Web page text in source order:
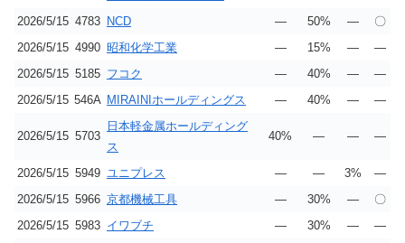
2026/5/15 4783 NCD ― 50% ―
〇
2026/5/15 4990 昭和化学工業 ― 15% ―
―
2026/5/15 5185 フコク ― 40% ―
―
2026/5/15 546A MIRAINIホールディングス ― 40% ― ―
2026/5/15 5703
日本軽金属ホールディング
ス
40% ― ― ―
2026/5/15 5949 ユニプレス ― ― 3%
―
2026/5/15 5966 京都機械工具 ― 30% ―
〇
2026/5/15 5983 イワブチ ― 30% ― ―